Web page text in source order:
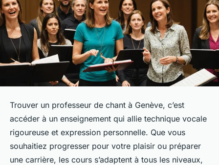
Trouver un professeur de chant à Genève, c’est
accéder à un enseignement qui allie technique vocale
rigoureuse et expression personnelle. Que vous
souhaitiez progresser pour votre plaisir ou préparer
une carrière, les cours s’adaptent à tous les niveaux,